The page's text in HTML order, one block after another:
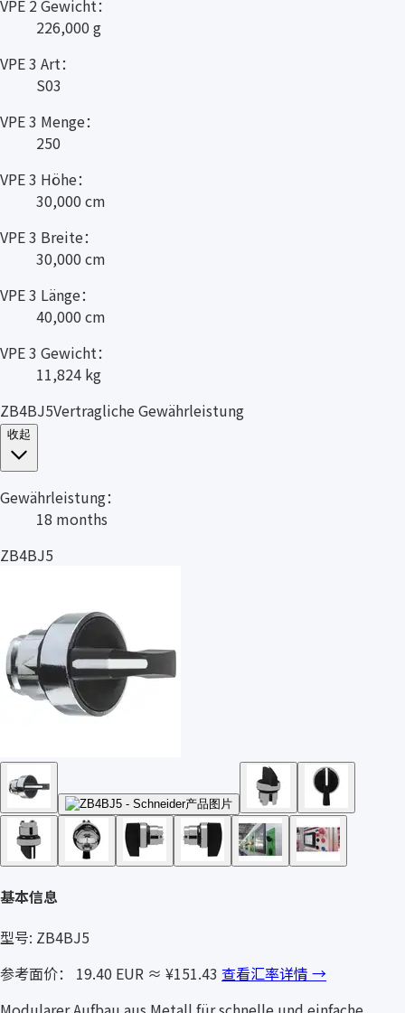
VPE 2 Gewicht：
226,000 g
VPE 3 Art：
S03
VPE 3 Menge：
250
VPE 3 Höhe：
30,000 cm
VPE 3 Breite：
30,000 cm
VPE 3 Länge：
40,000 cm
VPE 3 Gewicht：
11,824 kg
ZB4BJ5Vertragliche Gewährleistung
收起
Gewährleistung：
18 months
ZB4BJ5
基本信息
型号: ZB4BJ5
参考面价： 19.40 EUR ≈ ¥151.43 查看汇率详情 →